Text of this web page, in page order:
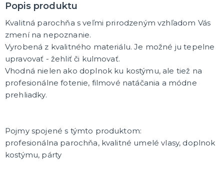
Dámske parochne
Fúziky a brady
Spreje na vlasy
ĎALŠIE KATEGÓRIE
PÁRTY A NARODENINOVÁ VÝZDOBA A DOPLNKY
Párty dekorácie a vychytávky
Balóniky, hélium, sviečky
DARČEKY
Sexy a šteklivé pre ženy
Rozlúčka so slobodou
ĎALŠIE KATEGÓRIE
Popis produktu
Kvalitná parochňa s veľmi prirodzeným vzhľadom Vás
zmení na nepoznanie.
Vyrobená z kvalitného materiálu. Je možné ju tepelne
upravovať - žehliť či kulmovať.
Vhodná nielen ako doplnok ku kostýmu, ale tiež na
profesionálne fotenie, filmové natáčania a módne
prehliadky.
Pojmy spojené s týmto produktom:
profesionálna parochňa, kvalitné umelé vlasy, doplnok
kostýmu, párty